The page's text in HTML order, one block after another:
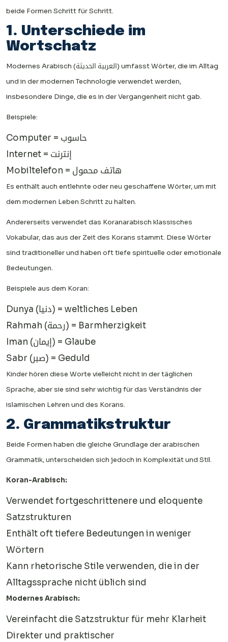
beide Formen Schritt für Schritt.
1. Unterschiede im
Wortschatz
Modernes Arabisch (العربية الحديثة) umfasst Wörter, die im Alltag
und in der modernen Technologie verwendet werden,
insbesondere Dinge, die es in der Vergangenheit nicht gab.
Beispiele:
Computer = حاسوب
Internet = إنترنت
Mobiltelefon = هاتف محمول
Es enthält auch entlehnte oder neu geschaffene Wörter, um mit
dem modernen Leben Schritt zu halten.
Andererseits verwendet das Koranarabisch klassisches
Vokabular, das aus der Zeit des Korans stammt. Diese Wörter
sind traditioneller und haben oft tiefe spirituelle oder emotionale
Bedeutungen.
Beispiele aus dem Koran:
Dunya (دنيا) = weltliches Leben
Rahmah (رحمة) = Barmherzigkeit
Iman (إيمان) = Glaube
Sabr (صبر) = Geduld
Kinder hören diese Worte vielleicht nicht in der täglichen
Sprache, aber sie sind sehr wichtig für das Verständnis der
islamischen Lehren und des Korans.
2. Grammatikstruktur
Beide Formen haben die gleiche Grundlage der arabischen
Grammatik, unterscheiden sich jedoch in Komplexität und Stil.
Koran-Arabisch:
Verwendet fortgeschrittenere und eloquente
Satzstrukturen
Enthält oft tiefere Bedeutungen in weniger
Wörtern
Kann rhetorische Stile verwenden, die in der
Alltagssprache nicht üblich sind
Modernes Arabisch:
Vereinfacht die Satzstruktur für mehr Klarheit
Direkter und praktischer